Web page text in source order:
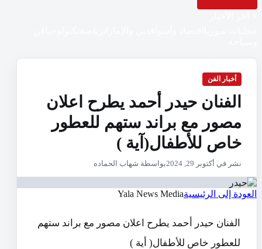
أخبار الفن
الفنان حيدر أحمد يطرح اعلان
مصور مع براند ستهم للعطور
خاص للأطفال(آية )
نشر في أكتوبر 29, 2024 بواسطة شهاب الحماده
العودة إلى الرئيسيةYala News Media
الفنان حيدر أحمد يطرح اعلان مصور مع براند ستهم
للعطور خاص للأطفال( أية )